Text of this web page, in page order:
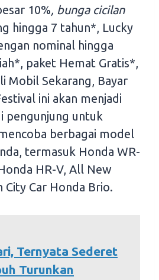
10%, bunga cicilan
hingga 7 tahun*, Lucky
nominal hingga
paket Hemat Gratis*,
Mobil Sekarang, Bayar
ini akan menjadi
pengunjung untuk
berbagai model
termasuk Honda WR-
HR-V, All New
City Car Honda Brio.
Ternyata Sederet
Turunkan